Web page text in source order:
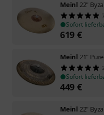
Meinl 22"
Sofort
619 €
Meinl 21"
2
Sofort
449 €
Meinl 22"